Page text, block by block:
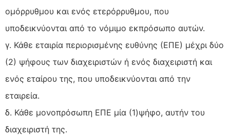
ομόρρυθμου και ενός ετερόρρυθμου, που
υποδεικνύονται από το νόμιμο εκπρόσωπο αυτών.
γ. Κάθε εταιρία περιορισμένης ευθύνης (ΕΠΕ) μέχρι δύο
(2) ψήφους των διαχειριστών ή ενός διαχειριστή και
ενός εταίρου της, που υποδεικνύονται από την
εταιρεία.
δ. Κάθε μονοπρόσωπη ΕΠΕ μία (1)ψήφο, αυτήν του
διαχειριστή της.